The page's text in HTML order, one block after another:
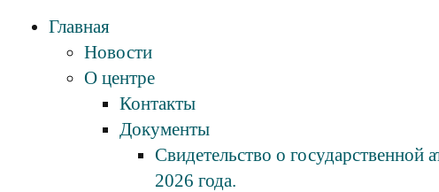
Главная
Новости
О центре
Контакты
Документы
Свидетельство о государственной
2026 года.